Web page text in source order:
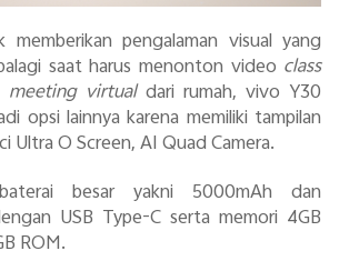
memberikan pengalaman visual yang
saat harus menonton video class
meeting virtualdari rumah, vivo Y30
opsi lainnya karena memiliki tampilan
Ultra O Screen, AI Quad Camera.
besar yakni 5000mAh dan
USB Type-C serta memori 4GB
ROM.